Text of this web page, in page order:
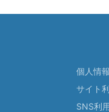
個人情
サイト
SNS利